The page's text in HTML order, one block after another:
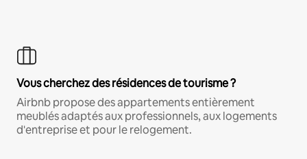
Vous cherchez des résidences de tourisme ?
Airbnb propose des appartements entièrement
meublés adaptés aux professionnels, aux logements
d'entreprise et pour le relogement.